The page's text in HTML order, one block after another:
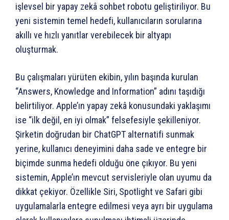
işlevsel bir yapay zekâ sohbet robotu geliştiriliyor. Bu
yeni sistemin temel hedefi, kullanıcıların sorularına
akıllı ve hızlı yanıtlar verebilecek bir altyapı
oluşturmak.
Bu çalışmaları yürüten ekibin, yılın başında kurulan
“Answers, Knowledge and Information” adını taşıdığı
belirtiliyor. Apple’ın yapay zekâ konusundaki yaklaşımı
ise “ilk değil, en iyi olmak” felsefesiyle şekilleniyor.
Şirketin doğrudan bir ChatGPT alternatifi sunmak
yerine, kullanıcı deneyimini daha sade ve entegre bir
biçimde sunma hedefi olduğu öne çıkıyor. Bu yeni
sistemin, Apple’ın mevcut servisleriyle olan uyumu da
dikkat çekiyor. Özellikle Siri, Spotlight ve Safari gibi
uygulamalarla entegre edilmesi veya ayrı bir uygulama